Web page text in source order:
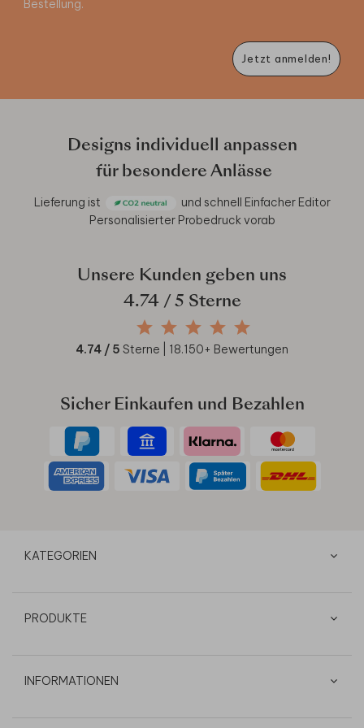
Bestellung.
Jetzt anmelden!
Designs individuell anpassen
für besondere Anlässe
Lieferung ist und schnell Einfacher Editor
Personalisierter Probedruck vorab
Unsere Kunden geben uns
4.74/ 5 Sterne
4.74 / 5 Sterne | 18.150+ Bewertungen
Sicher Einkaufen und Bezahlen
KATEGORIEN
PRODUKTE
INFORMATIONEN